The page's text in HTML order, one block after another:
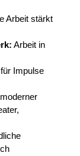
Arbeit stärkt
Arbeit in
Impulse